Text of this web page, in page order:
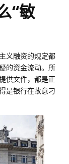
“敏
义融资的规定都
的资金流动。所
供文件，都是正
是银行在故意刁